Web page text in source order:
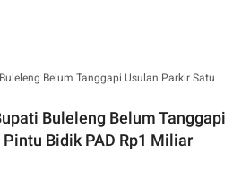
Buleleng Belum Tanggapi
Bidik PAD Rp1 Miliar